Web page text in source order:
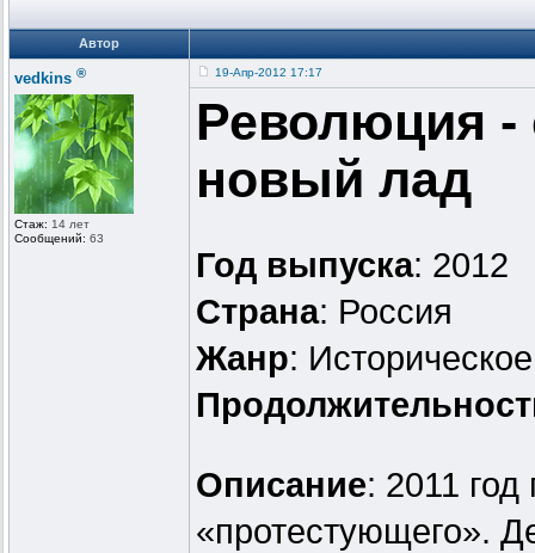
Автор
vedkins ®
Стаж: 14 лет
Сообщений: 63
19-Апр-2012 17:17
Революция -
новый лад
Год выпуска: 2012
Страна: Россия
Жанр:
Описание: 2011
«протестующего».